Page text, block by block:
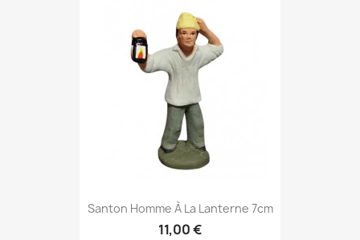
Santon Homme À La Lanterne 7cm
11,00 €